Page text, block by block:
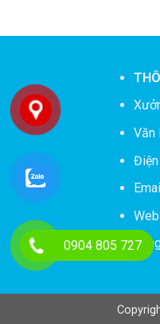
Văn
0904 805 727